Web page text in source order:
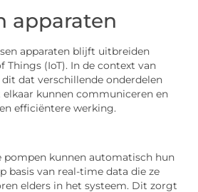
apparaten
apparaten blijft uitbreiden
Things (IoT). In de context van
dat verschillende onderdelen
kunnen communiceren en
efficiëntere werking.
pompen kunnen automatisch hun
basis van real-time data die ze
elders in het systeem. Dit zorgt